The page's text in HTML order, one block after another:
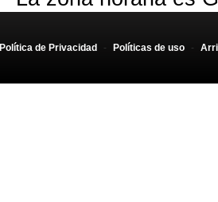
Política de Privacidad - Políticas de uso -